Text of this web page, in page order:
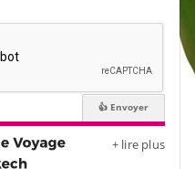
+ lire plus